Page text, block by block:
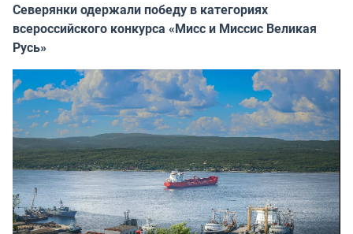
Северянки одержали победу в категориях
всероссийского конкурса «Мисс и Миссис Великая
Русь»